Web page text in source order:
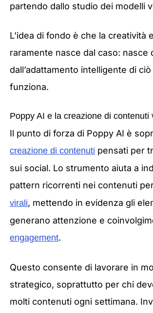
partendo dallo studio dei modelli
L’idea di fondo è che la creatività
raramente nasce dal caso: nasce
dall’adattamento intelligente di
funziona.
Poppy AI e la creazione di contenuti
Il punto di forza di Poppy AI è
creazione di contenuti pensati per
sui social. Lo strumento aiuta a
pattern ricorrenti nei contenuti
virali, mettendo in evidenza gli
generano attenzione e
engagement.
Questo consente di lavorare in
strategico, soprattutto per chi
molti contenuti ogni settimana.